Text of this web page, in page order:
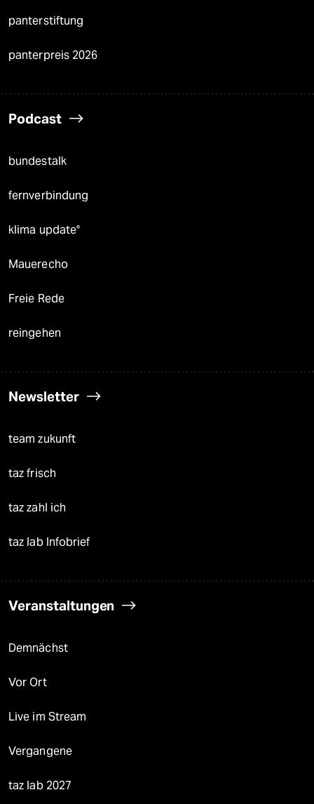
panterstiftung
panterpreis 2026
Podcast
bundestalk
fernverbindung
klima update°
Mauerecho
Freie Rede
reingehen
Newsletter
team zukunft
taz frisch
taz zahl ich
taz lab Infobrief
Veranstaltungen
Demnächst
Vor Ort
Live im Stream
Vergangene
taz lab 2027